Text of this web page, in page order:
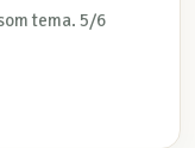
tema. 5/6